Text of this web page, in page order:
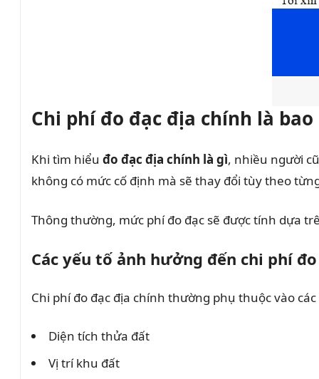
Chi phí đo đạc địa chính là bao
Khi tìm hiểu đo đạc địa chính là gì, nhiều người
không có mức cố định mà sẽ thay đổi tùy theo
Thông thường, mức phí đo đạc sẽ được tính dựa
Các yếu tố ảnh hưởng đến chi phí
Chi phí đo đạc địa chính thường phụ thuộc vào
Diện tích thửa đất
Vị trí khu đất